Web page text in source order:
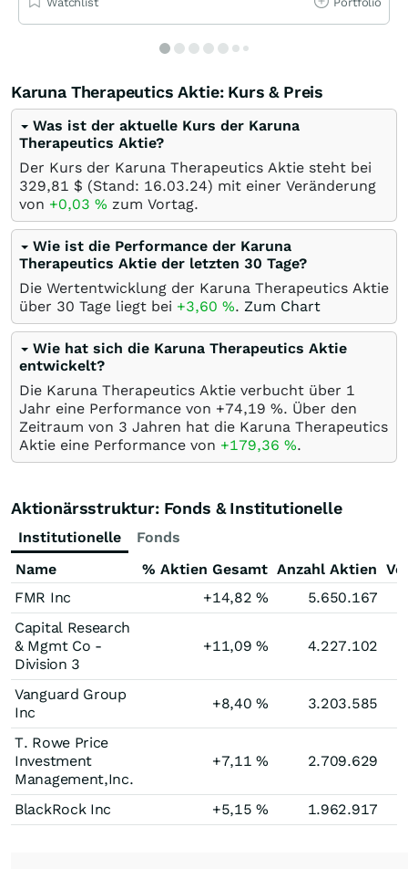
Karuna Therapeutics Aktie: Kurs & Preis
Was ist der aktuelle Kurs der Karuna
Therapeutics Aktie?
Der Kurs der Karuna Therapeutics Aktie steht bei
329,81 $ (Stand: 16.03.24) mit einer Veränderung
von +0,03 % zum Vortag.
Wie ist die Performance der Karuna
Therapeutics Aktie der letzten 30 Tage?
Die Wertentwicklung der Karuna Therapeutics Aktie
über 30 Tage liegt bei +3,60 %. Zum Chart
Wie hat sich die Karuna Therapeutics Aktie
entwickelt?
Die Karuna Therapeutics Aktie verbucht über 1
Jahr eine Performance von +74,19 %. Über den
Zeitraum von 3 Jahren hat die Karuna Therapeutics
Aktie eine Performance von +179,36 %.
Aktionärsstruktur: Fonds & Institutionelle
Institutionelle
Fonds
Name
% Aktien Gesamt Anzahl Aktien
FMR Inc
+14,82%
5.650.167
Capital Research
& Mgmt Co -
Division 3
+11,09% 4.227.102
Vanguard Group
Inc
+8,40% 3.203.585
T. Rowe Price
Investment
Management,Inc.
+7,11% 2.709.629
BlackRock Inc +5,15% 1.962.917